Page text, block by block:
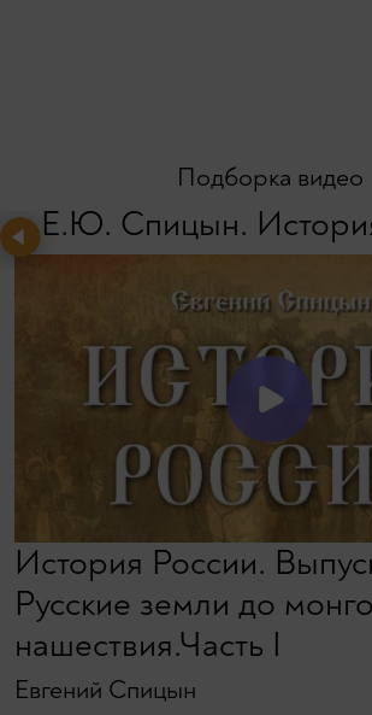
Подборка видео
Е.Ю. Спицын.
История России.
Русские земли до
нашествия.Часть I
Евгений Спицын